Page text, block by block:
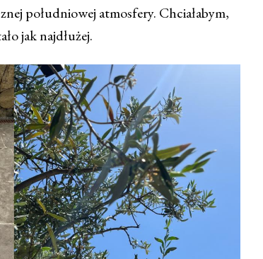
południowej atmosfery. Chciałabym,
jak najdłużej.